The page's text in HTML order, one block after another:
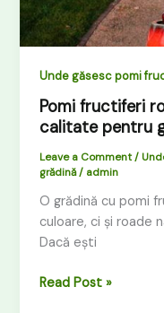
Unde găsesc pomi
Pomi fructiferi
calitate pentru
Leave a Comment/
grădină/ admin
O grădină cu pomi
culoare, ci și roade
Dacă ești
Read Post »